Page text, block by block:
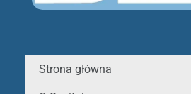
Strona główna